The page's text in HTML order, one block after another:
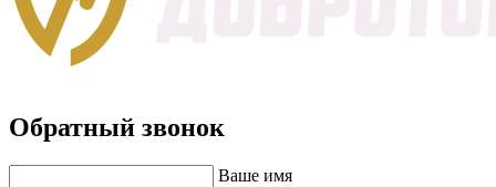
Обратный звонок
Ваше имя